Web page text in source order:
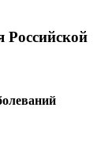
Российской